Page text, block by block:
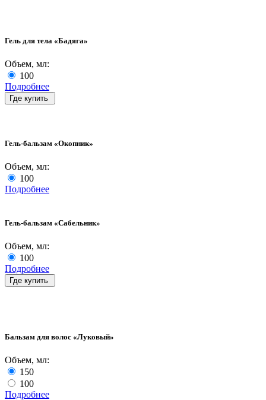
Гель для тела «Бадяга»
Объем, мл:
100
Подробнее
Где купить
Гель-бальзам «Окопник»
Объем, мл:
100
Подробнее
Гель-бальзам «Сабельник»
Объем, мл:
100
Подробнее
Где купить
Бальзам для волос «Луковый»
Объем, мл:
150
100
Подробнее